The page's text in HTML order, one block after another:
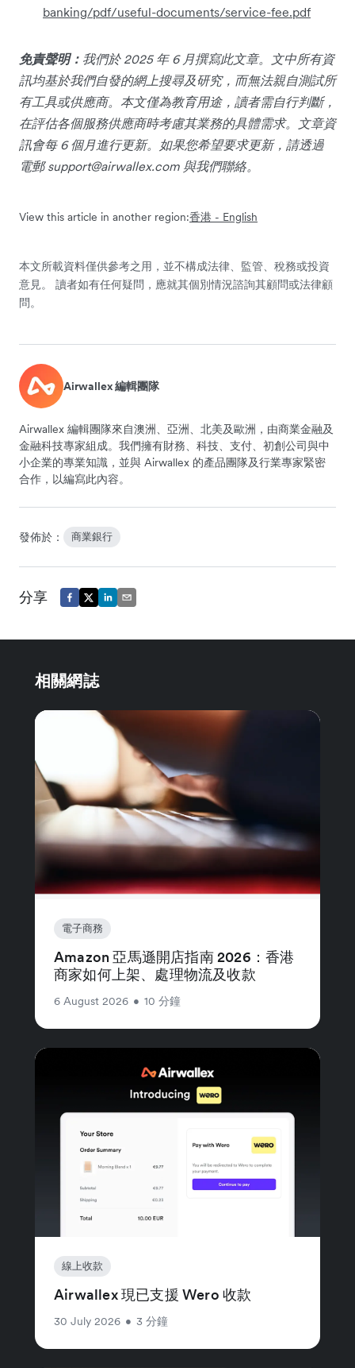
banking/pdf/useful-documents/service-fee.pdf
免責聲明： 我們於 2025 年 6 月撰寫此文章。文中所有資
訊均基於我們自發的網上搜尋及研究，而無法親自測試所
有工具或供應商。本文僅為教育用途，讀者需自行判斷，
在評估各個服務供應商時考慮其業務的具體需求。文章資
訊會每 6 個月進行更新。如果您希望要求更新，請透過
電郵support@airwallex.com 與我們聯絡。
View this article in another region:香港 - English
本文所載資料僅供參考之用，並不構成法律、監管、稅務或投資
意見。 讀者如有任何疑問，應就其個別情況諮詢其顧問或法律顧
問。
Airwallex 編輯團隊
Airwallex 編輯團隊來自澳洲、亞洲、北美及歐洲，由商業金融及
金融科技專家組成。我們擁有財務、科技、支付、初創公司與中
小企業的專業知識，並與 Airwallex 的產品團隊及行業專家緊密
合作，以編寫此內容。
發佈於： 商業銀行
分享
相關網誌
電子商務
Amazon 亞馬遜開店指南 2026：香港
商家如何上架、處理物流及收款
6 August 2026 • 10 分鐘
線上收款
Airwallex 現已支援 Wero 收款
30 July 2026 • 3 分鐘